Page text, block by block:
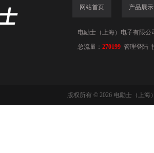
网站首页 产品展示
电励士（上海）电子有限公
总流量： 270199 管理登陆
版权所有 © 2026 电励士（上